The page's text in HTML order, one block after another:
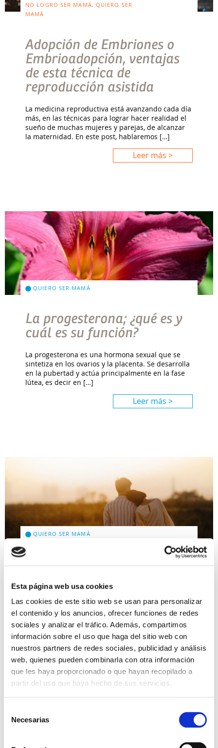
Esta página web usa cookies
Las cookies de este sitio web se usan para personalizar
el contenido y los anuncios, ofrecer funciones de redes
sociales y analizar el tráfico. Además, compartimos
información sobre el uso que haga del sitio web con
nuestros partners de redes sociales, publicidad y análisis
web, quienes pueden combinarla con otra información
que les haya proporcionado o que hayan recopilado a
partir del uso que haya hecho de sus servicios.
Necesarias
NO LOGRO SER MAMÁ, QUIERO SER
MAMÁ
Adopción de Embriones o
Embrioadopción, ventajas
de esta técnica de
reproducción asistida
La medicina reproductiva está avanzando cada día
más, en las técnicas para lograr hacer realidad el
sueño de muchas mujeres y parejas, de alcanzar
la maternidad. En este post, hablaremos […]
Leer más >
QUIERO SER MAMÁ
La progesterona; ¿qué es y
cuál es su función?
La progesterona es una hormona sexual que se
sintetiza en los ovarios y la placenta. Se desarrolla
en la pubertad y actúa principalmente en la fase
lútea, es decir en […]
Leer más >
QUIERO SER MAMÁ
¿Afecta el estrés a la
Antes de contestar a esta pregunta que ha
suscitado tanta controversia y debate durante
tantos años, dejaremos claros ciertos conceptos.
FERTILIDAD Se denomina fertilidad a la capacidad
de concebir o […]
Leer más >